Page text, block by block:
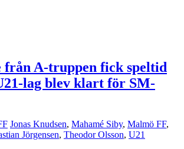
från A-truppen fick speltid
lag blev klart för SM-
Jonas Knudsen, Mahamé Siby, Malmö FF,
Jörgensen, Theodor Olsson, U21